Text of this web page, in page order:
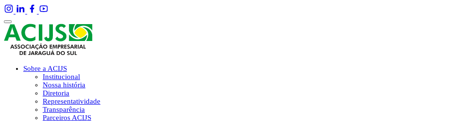
Sobre a ACIJS
Institucional
Nossa história
Diretoria
Representatividade
Transparência
Parceiros ACIJS